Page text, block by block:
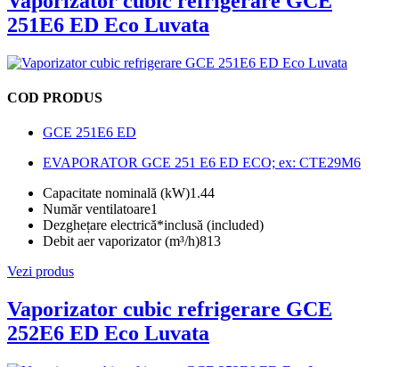
251E6 ED Eco Luvata
COD PRODUS
GCE 251E6 ED
EVAPORATOR GCE 251 E6 ED ECO; ex: CTE29M6
Capacitate nominală (kW)1.44
Număr ventilatoare1
Dezghețare electrică*inclusă (included)
Debit aer vaporizator (m³/h)813
Vezi produs
Vaporizator cubic refrigerare GCE
252E6 ED Eco Luvata